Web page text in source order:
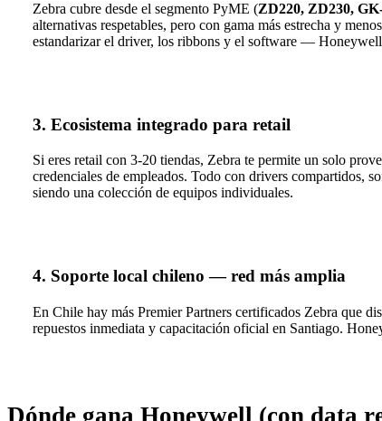
Zebra cubre desde el segmento PyME (ZD220, ZD230,
alternativas respetables, pero con gama más estrecha y
estandarizar el driver, los ribbons y el software —
3. Ecosistema integrado para retail
Si eres retail con 3-20 tiendas, Zebra te permite un solo
credenciales de empleados. Todo con drivers compartidos,
siendo una colección de equipos individuales.
4. Soporte local chileno — red más amplia
En Chile hay más Premier Partners certificados Zebra que
repuestos inmediata y capacitación oficial en Santiago.
Dónde gana Honeywell (con data